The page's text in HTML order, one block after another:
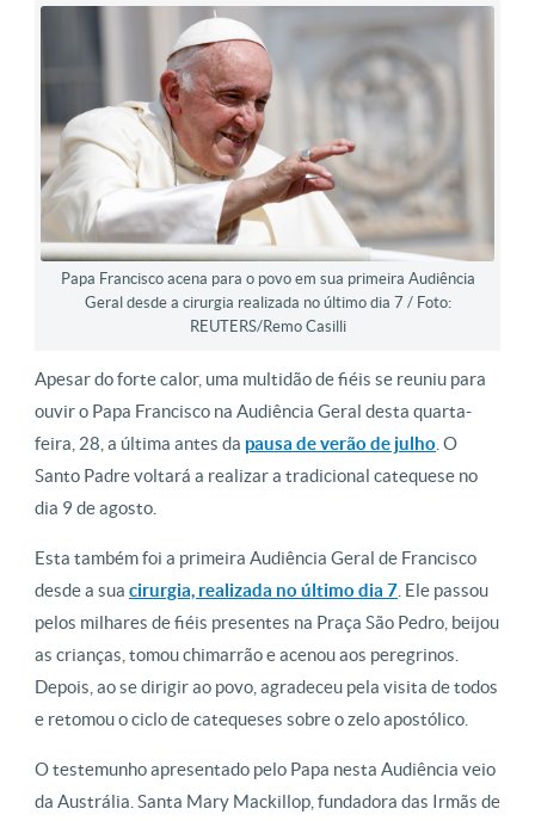
Papa Francisco acena para o povo em sua primeira Audiência
Geral desde a cirurgia realizada no último dia 7 / Foto:
REUTERS/Remo Casilli
Apesar do forte calor, uma multidão de fiéis se reuniu para
ouvir o Papa Francisco na Audiência Geral desta quarta-
feira, 28, a última antes da pausa de verão de julho . O
Santo Padre voltará a realizar a tradicional catequese no
dia 9 de agosto.
Esta também foi a primeira Audiência Geral de Francisco
desde a sua cirurgia, realizada no último dia 7 . Ele passou
pelos milhares de fiéis presentes na Praça São Pedro, beijou
as crianças, tomou chimarrão e acenou aos peregrinos.
Depois, ao se dirigir ao povo, agradeceu pela visita de todos
e retomou o ciclo de catequeses sobre o zelo apostólico.
O testemunho apresentado pelo Papa nesta Audiência veio
da Austrália. Santa Mary Mackillop, fundadora das Irmãs de